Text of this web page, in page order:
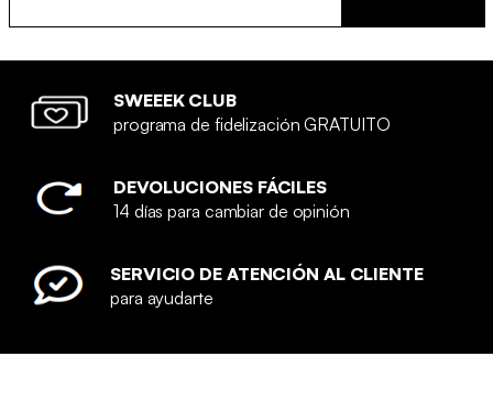
SWEEEK CLUB
programa de fidelización GRATUITO
DEVOLUCIONES FÁCILES
14 días para cambiar de opinión
SERVICIO DE ATENCIÓN AL CLIENTE
para ayudarte